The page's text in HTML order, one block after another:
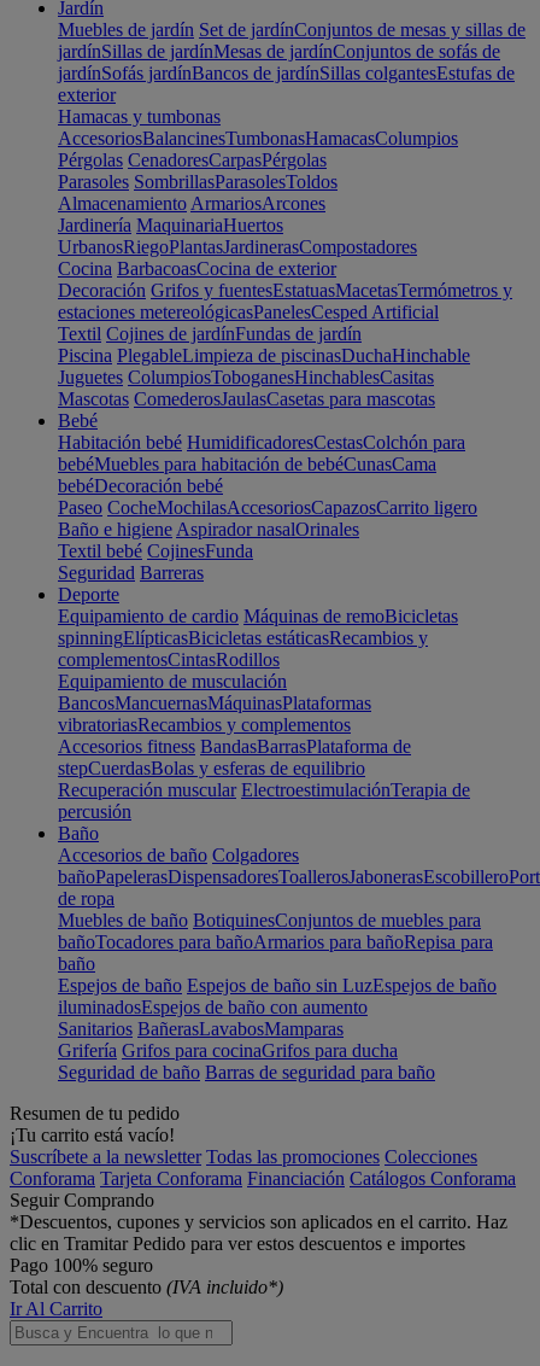
Jardín
Muebles de jardín Set de jardínConjuntos de mesas y sillas de
jardínSillas de jardínMesas de jardínConjuntos de sofás de
jardínSofás jardínBancos de jardínSillas colgantesEstufas de
exterior
Hamacas y tumbonas
AccesoriosBalancinesTumbonasHamacasColumpios
Pérgolas CenadoresCarpasPérgolas
Parasoles SombrillasParasolesToldos
Almacenamiento ArmariosArcones
Jardinería MaquinariaHuertos
UrbanosRiegoPlantasJardinerasCompostadores
Cocina BarbacoasCocina de exterior
Decoración Grifos y fuentesEstatuasMacetasTermómetros y
estaciones metereológicasPanelesCesped Artificial
Textil Cojines de jardínFundas de jardín
Piscina PlegableLimpieza de piscinasDuchaHinchable
Juguetes ColumpiosToboganesHinchablesCasitas
Mascotas ComederosJaulasCasetas para mascotas
Bebé
Habitación bebé HumidificadoresCestasColchón para
bebéMuebles para habitación de bebéCunasCama
bebéDecoración bebé
Paseo CocheMochilasAccesoriosCapazosCarrito ligero
Baño e higiene Aspirador nasalOrinales
Textil bebé CojinesFunda
Seguridad Barreras
Deporte
Equipamiento de cardio Máquinas de remoBicicletas
spinningElípticasBicicletas estáticasRecambios y
complementosCintasRodillos
Equipamiento de musculación
BancosMancuernasMáquinasPlataformas
vibratoriasRecambios y complementos
Accesorios fitness BandasBarrasPlataforma de
stepCuerdasBolas y esferas de equilibrio
Recuperación muscular ElectroestimulaciónTerapia de
percusión
Baño
Accesorios de baño Colgadores
bañoPapelerasDispensadoresToallerosJabonerasEscobillero
de ropa
Muebles de baño BotiquinesConjuntos de muebles para
bañoTocadores para bañoArmarios para bañoRepisa para
baño
Espejos de baño Espejos de baño sin LuzEspejos de baño
iluminadosEspejos de baño con aumento
Sanitarios BañerasLavabosMamparas
Grifería Grifos para cocinaGrifos para ducha
Seguridad de baño Barras de seguridad para baño
Resumen de tu pedido
¡Tu carrito está vacío!
Suscríbete a la newsletter Todas las promociones Colecciones
Conforama Tarjeta Conforama Financiación Catálogos Conforama
Seguir Comprando
*Descuentos, cupones y servicios son aplicados en el carrito. Haz
clic en Tramitar Pedido para ver estos descuentos e importes
Pago 100% seguro
Total con descuento (IVA incluido*)
Ir Al Carrito